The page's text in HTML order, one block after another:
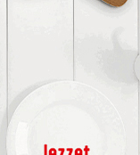
başlıyor! İlk
düdük Bolu'da
çalacak